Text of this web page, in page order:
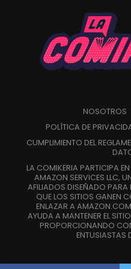
quien le ofrece cumplir
convertirse en una chica
adapta los cuatro últimos
revelando los grandes
chicas mágicas.
NOSOTROS
POLÍTICA DE
CUMPLIMIENTO DEL
LA COMIKERIA PARTICIPA
AMAZON SERVICES LLC,
AFILIADOS DISEÑADO
QUE LOS SITIOS GANEN
ENLAZAR A
AYUDA A MANTENER EL
PROPORCIONANDO
ENTUSIASTAS